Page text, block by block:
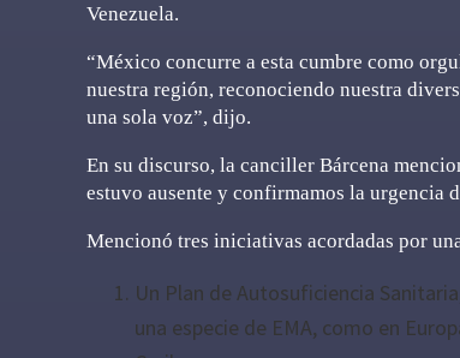
Venezuela.
“México concurre a esta cumbre como
nuestra región, reconociendo nuestra
una sola voz”, dijo.
En su discurso, la canciller Bárcena
estuvo ausente y confirmamos la urgencia
Mencionó tres iniciativas acordadas por
Un Plan de Autosuficiencia
una especie de EMA, como en